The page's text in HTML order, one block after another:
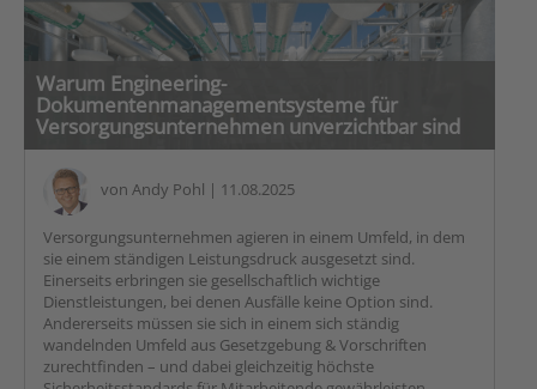
Warum Engineering-
Dokumentenmanagementsysteme für
Versorgungsunternehmen unverzichtbar sind
von Andy Pohl | 11.08.2025
Versorgungsunternehmen agieren in einem Umfeld, in dem
sie einem ständigen Leistungsdruck ausgesetzt sind.
Einerseits erbringen sie gesellschaftlich wichtige
Dienstleistungen, bei denen Ausfälle keine Option sind.
Andererseits müssen sie sich in einem sich ständig
wandelnden Umfeld aus Gesetzgebung & Vorschriften
zurechtfinden – und dabei gleichzeitig höchste